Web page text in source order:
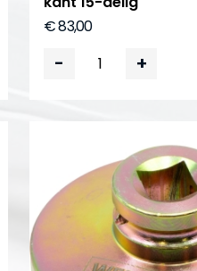
€ 83,00
- +